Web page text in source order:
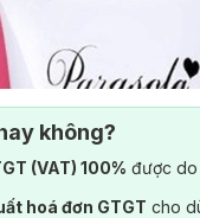
không?
(VAT) 100% được do
hoá đơn GTGT cho